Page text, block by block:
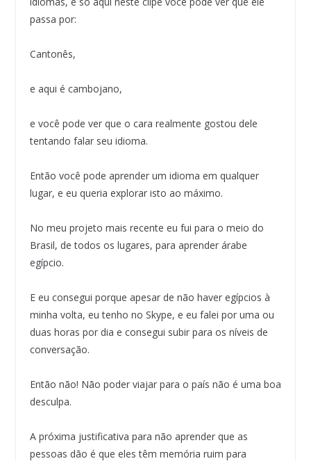
passa por:
Cantonês,
e aqui é cambojano,
e você pode ver que o cara realmente gostou dele
tentando falar seu idioma.
Então você pode aprender um idioma em qualquer
lugar, e eu queria explorar isto ao máximo.
No meu projeto mais recente eu fui para o meio do
Brasil, de todos os lugares, para aprender árabe
egípcio.
E eu consegui porque apesar de não haver egípcios à
minha volta, eu tenho no Skype, e eu falei por uma ou
duas horas por dia e consegui subir para os níveis de
conversação.
Então não! Não poder viajar para o país não é uma boa
desculpa.
A próxima justificativa para não aprender que as
pessoas dão é que eles têm memória ruim para